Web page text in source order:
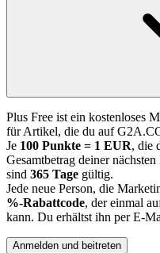
Plus Free ist ein kostenloses
für Artikel, die du auf
Je 100 Punkte = 1 EUR, die
Gesamtbetrag deiner
sind 365 Tage gültig.
Jede neue Person, die
%-Rabattcode, der einmal
kann. Du erhältst ihn per E-
Anmelden und beitreten